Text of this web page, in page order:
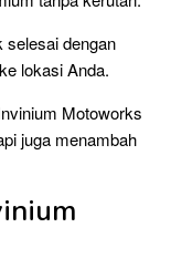
selesai dengan
lokasi Anda.
Motoworks
juga menambah